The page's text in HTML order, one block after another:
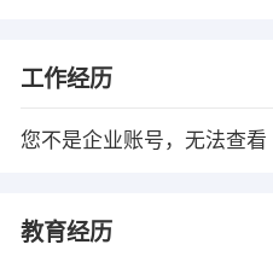
工作经历
您不是企业账号，无法查看
教育经历